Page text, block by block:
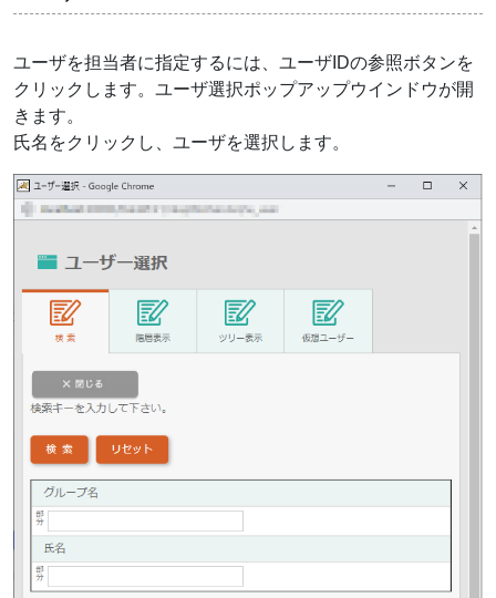
ユーザを担当者に指定するには、ユーザIDの参照ボタンを
クリックします。ユーザ選択ポップアップウインドウが開
きます。
氏名をクリックし、ユーザを選択します。